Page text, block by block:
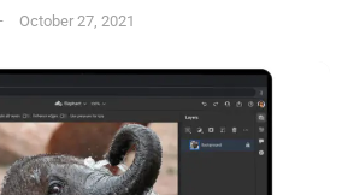
October 27, 2021